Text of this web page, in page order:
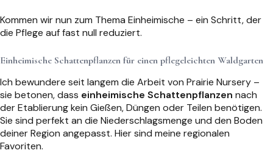
Kommen wir nun zum Thema Einheimische – ein Schritt, der
die Pflege auf fast null reduziert.
Einheimische Schattenpflanzen für einen pflegeleichten Waldgarten
Ich bewundere seit langem die Arbeit von Prairie Nursery –
sie betonen, dass einheimische Schattenpflanzen nach
der Etablierung kein Gießen, Düngen oder Teilen benötigen.
Sie sind perfekt an die Niederschlagsmenge und den Boden
deiner Region angepasst. Hier sind meine regionalen
Favoriten.